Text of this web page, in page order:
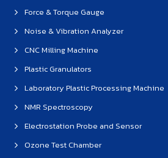
Force & Torque Gauge
Noise & Vibration Analyzer
CNC Milling Machine
Plastic Granulators
Laboratory Plastic Processing Machine
NMR Spectroscopy
Electrostation Probe and Sensor
Ozone Test Chamber